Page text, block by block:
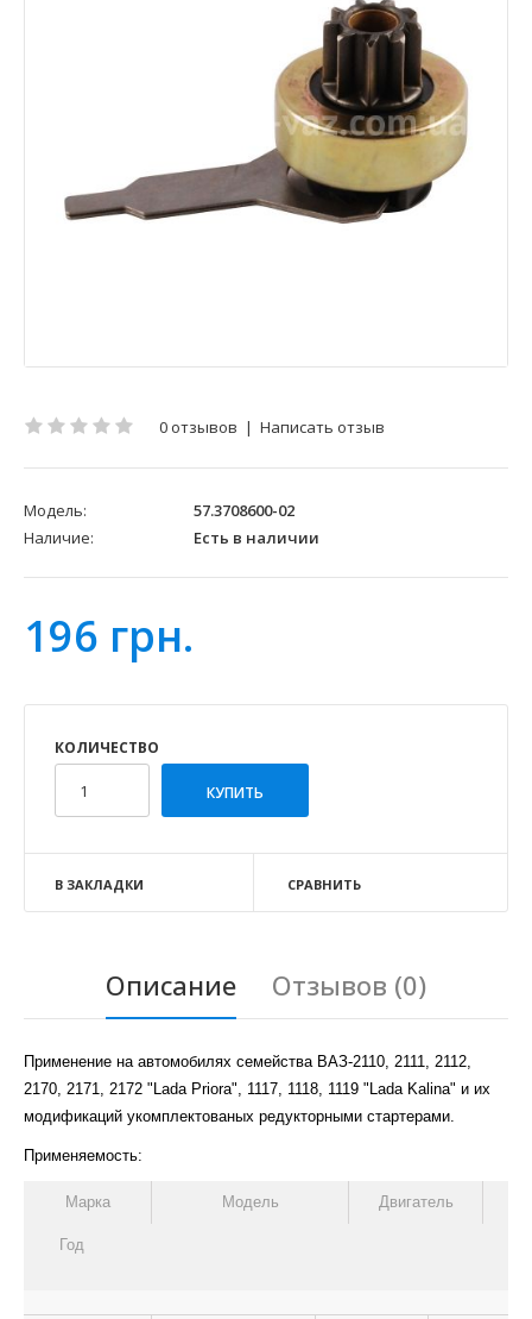
0 отзывов | Написать отзыв
Модель:
57.3708600-02
Наличие:
Есть в наличии
196 грн.
КОЛИЧЕСТВО
В ЗАКЛАДКИ СРАВНИТЬ
Описание Отзывов (0)
Применение на автомобилях семейства ВАЗ-2110, 2111, 2112,
2170, 2171, 2172 "Lada Priora", 1117, 1118, 1119 "Lada Kalina" и их
модификаций укомплектованых редукторными стартерами.
Применяемость:
Марка Модель Двигатель
Год